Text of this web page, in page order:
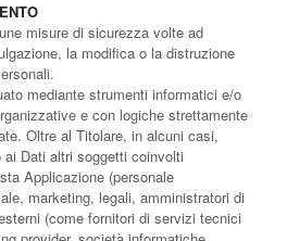
misure di sicurezza volte ad
la modifica o la distruzione
mediante strumenti informatici e/o
e con logiche strettamente
Oltre al Titolare, in alcuni casi,
Dati altri soggetti coinvolti
Applicazione (personale
marketing, legali, amministratori di
(come fornitori di servizi tecnici